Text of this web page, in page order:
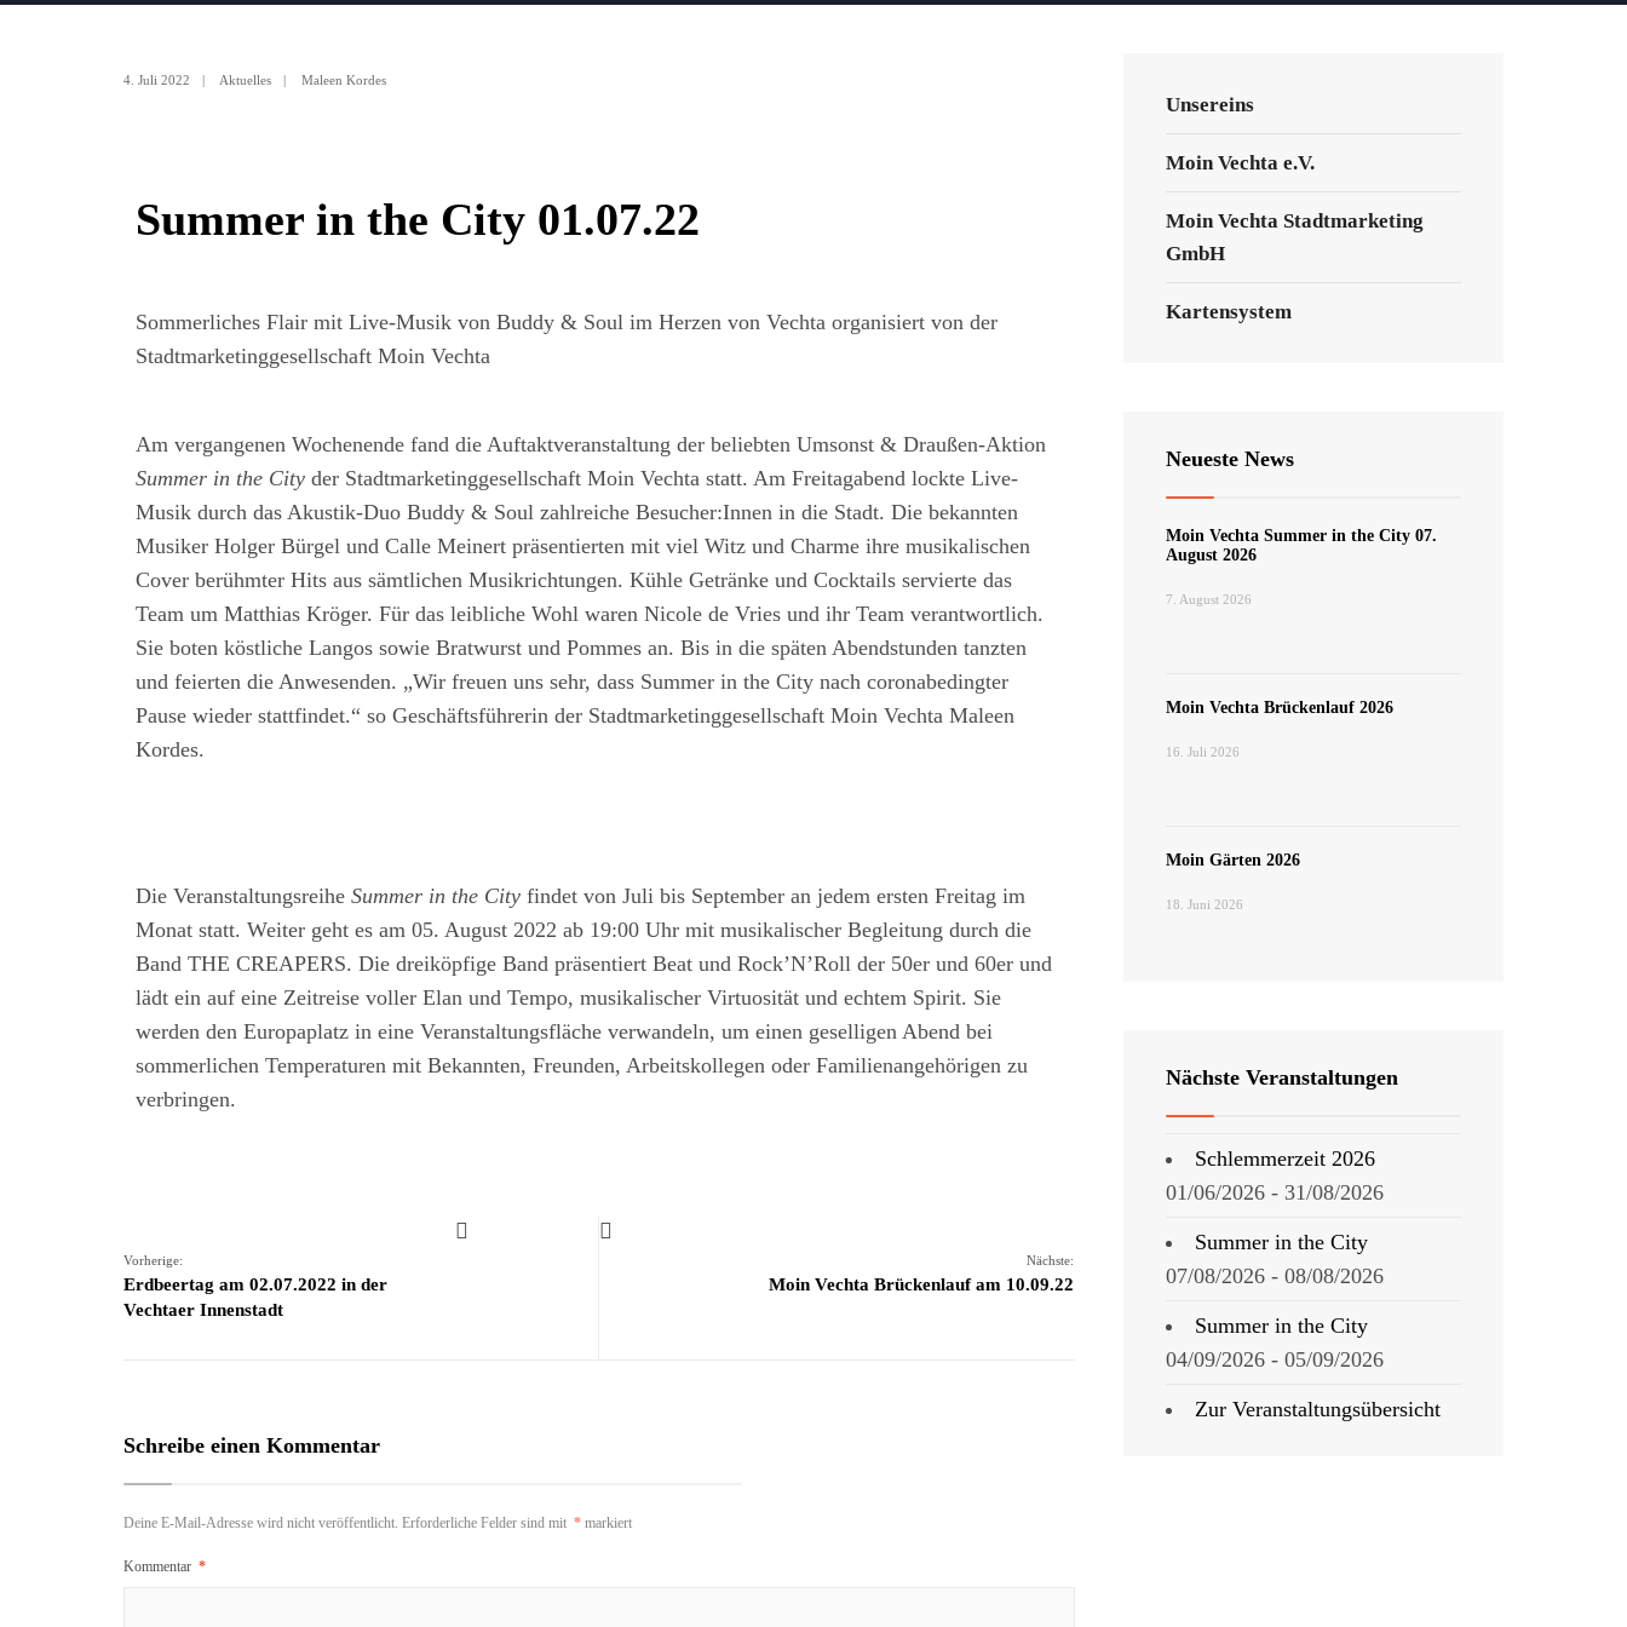
4. Juli 2022 | Aktuelles | Maleen Kordes
Summer in the City 01.07.22
Sommerliches Flair mit Live-Musik von Buddy & Soul im Herzen von Vechta organisiert von der
Stadtmarketinggesellschaft Moin Vechta
Am vergangenen Wochenende fand die Auftaktveranstaltung der beliebten Umsonst & Draußen-Aktion
Summer in the City der Stadtmarketinggesellschaft Moin Vechta statt. Am Freitagabend lockte Live-
Musik durch das Akustik-Duo Buddy & Soul zahlreiche Besucher:Innen in die Stadt. Die bekannten
Musiker Holger Bürgel und Calle Meinert präsentierten mit viel Witz und Charme ihre musikalischen
Cover berühmter Hits aus sämtlichen Musikrichtungen. Kühle Getränke und Cocktails servierte das
Team um Matthias Kröger. Für das leibliche Wohl waren Nicole de Vries und ihr Team verantwortlich.
Sie boten köstliche Langos sowie Bratwurst und Pommes an. Bis in die späten Abendstunden tanzten
und feierten die Anwesenden. „Wir freuen uns sehr, dass Summer in the City nach coronabedingter
Pause wieder stattfindet.“ so Geschäftsführerin der Stadtmarketinggesellschaft Moin Vechta Maleen
Kordes.
Die Veranstaltungsreihe Summer in the City findet von Juli bis September an jedem ersten Freitag im
Monat statt. Weiter geht es am 05. August 2022 ab 19:00 Uhr mit musikalischer Begleitung durch die
Band THE CREAPERS. Die dreiköpfige Band präsentiert Beat und Rock’N’Roll der 50er und 60er und
lädt ein auf eine Zeitreise voller Elan und Tempo, musikalischer Virtuosität und echtem Spirit. Sie
werden den Europaplatz in eine Veranstaltungsfläche verwandeln, um einen geselligen Abend bei
sommerlichen Temperaturen mit Bekannten, Freunden, Arbeitskollegen oder Familienangehörigen zu
verbringen.
Vorherige:
Erdbeertag am 02.07.2022 in der
Vechtaer Innenstadt
Nächste:
Moin Vechta Brückenlauf am 10.09.22
Schreibe einen Kommentar
Deine E-Mail-Adresse wird nicht veröffentlicht. Erforderliche Felder sind mit * markiert
Kommentar *
Unsereins
Moin Vechta e.V.
Moin Vechta Stadtmarketing
GmbH
Kartensystem
Neueste News
Moin Vechta Summer in the City 07.
August 2026
7. August 2026
Moin Vechta Brückenlauf 2026
16. Juli 2026
Moin Gärten 2026
18. Juni 2026
Nächste Veranstaltungen
Schlemmerzeit 2026
01/06/2026 - 31/08/2026
Summer in the City
07/08/2026 - 08/08/2026
Summer in the City
04/09/2026 - 05/09/2026
Zur Veranstaltungsübersicht